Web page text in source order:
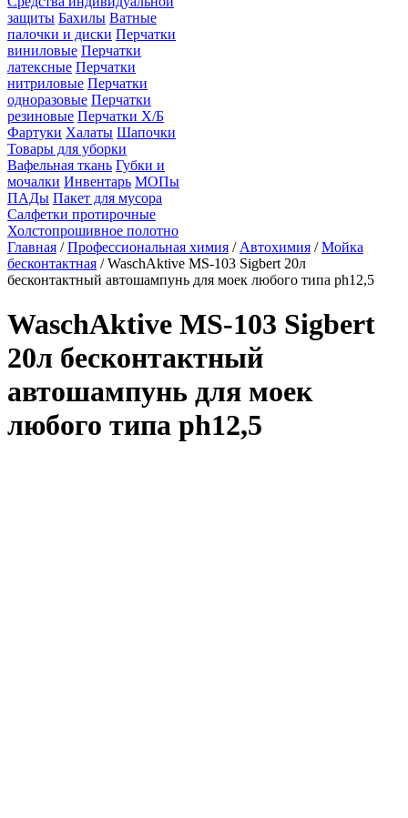
защиты Бахилы Ватные
палочки и диски Перчатки
виниловые Перчатки
латексные Перчатки
нитриловые Перчатки
одноразовые Перчатки
резиновые Перчатки Х/Б
Фартуки Халаты Шапочки
Товары для уборки
Вафельная ткань Губки и
мочалки Инвентарь МОПы
ПАДы Пакет для мусора
Салфетки протирочные
Холстопрошивное полотно
Главная /Профессиональная химия / Автохимия /Мойка
бесконтактная / WaschAktive MS-103 Sigbert 20л
бесконтактный автошампунь для моек любого типа ph12,5
WaschAktive MS-103 Sigbert
20л бесконтактный
автошампунь для моек
любого типа ph12,5